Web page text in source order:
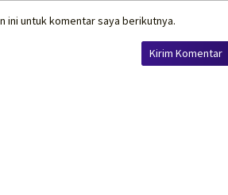
ini untuk komentar saya berikutnya.